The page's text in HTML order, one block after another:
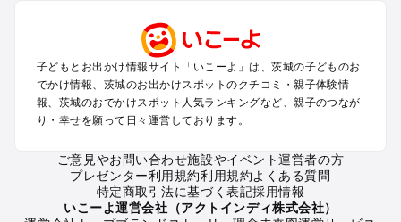
久喜・行田・加須・羽生のプールお出かけ
土浦・霞ヶ浦・鹿島・潮来のプールお出かけ
大洗・ひたちなかのプールお出かけ
熊谷・太田・足利・古河のプールお出かけ
日立・北茨城・奥久慈のプールお出かけ
茨城の定番お出かけスポット
茨城の遊園地
子どもとお出かけ情報サイト「いこーよ」は、茨城の子どものお
でかけ情報、茨城のお出かけスポットのクチコミ・親子体験情
報、茨城のおでかけスポット人気ランキングなど、親子のつなが
り・幸せを願って日々運営しております。
ご意見やお問い合わせ施設やイベント運営者の方
プレゼンター利用規約利用規約よくある質問
特定商取引法に基づく表記採用情報
いこーよ運営会社（アクトインディ株式会社）